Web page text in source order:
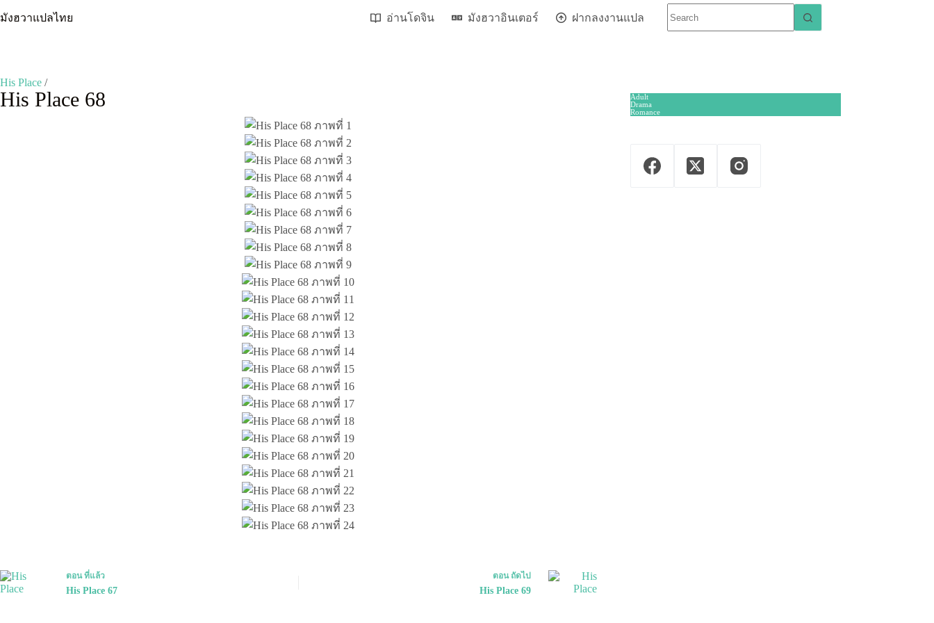
to
มังฮวาแปลไทย อ่านโดจิน มังฮวาอินเตอร์ ฝากลงงานแปล
His Place /
His Place 68
ตอนที่แล้ว
His Place 67
ตอน ถัดไป
His Place 69
Adult
Drama
Romance